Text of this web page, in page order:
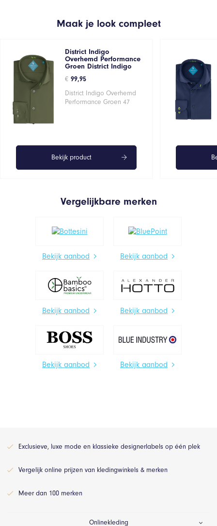
Maak je look compleet
District Indigo
Overhemd Performance
Groen District Indigo
€ 99,95
District Indigo Overhemd
Performance Groen 47
Bekijk product
Vergelijkbare merken
Bekijk aanbod Bekijk aanbod
Bekijk aanbod Bekijk aanbod
Bekijk aanbod Bekijk aanbod
Exclusieve, luxe mode en klassieke designerlabels op één plek
Vergelijk online prijzen van kledingwinkels & merken
Meer dan 100 merken
Onlinekleding